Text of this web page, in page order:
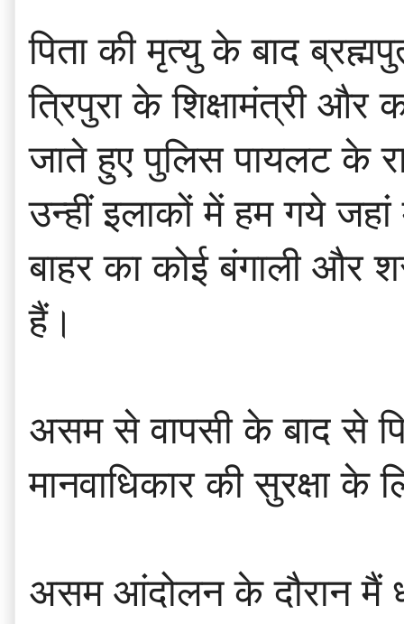
पिता की मृत्यु के बाद
त्रिपुरा के शिक्षामंत्री
जाते हुए पुलिस पायलट के
उन्हीं इलाकों में हम गये
बाहर का कोई बंगाली और
हैं।
असम से वापसी के बाद से
मानवाधिकार की सुरक्षा के
असम आंदोलन के दौरान मैं